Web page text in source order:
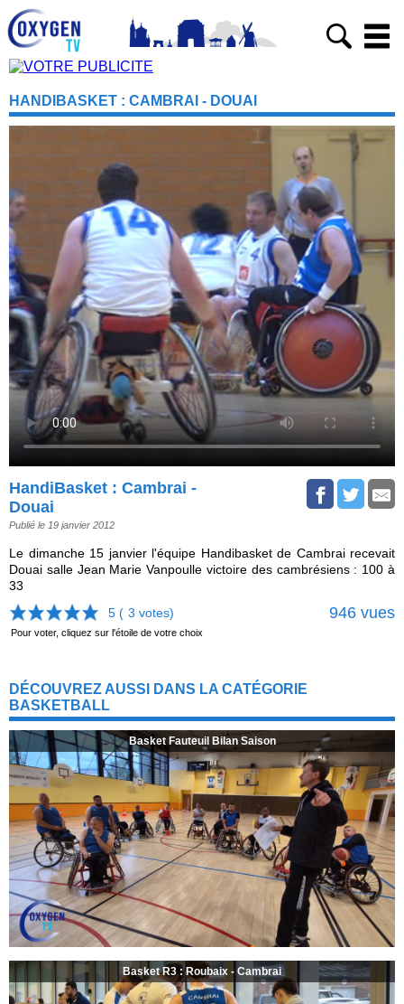
HANDIBASKET : CAMBRAI - DOUAI
HandiBasket : Cambrai -
Douai
Publié le 19 janvier 2012
Le dimanche 15 janvier l'équipe Handibasket de Cambrai recevait
Douai salle Jean Marie Vanpoulle victoire des cambrésiens : 100 à
33
5 ( 3 votes) 946 vues
Pour voter, cliquez sur l'étoile de votre choix
DÉCOUVREZ AUSSI DANS LA CATÉGORIE
BASKETBALL
Basket Fauteuil Bilan Saison
Basket R3 : Roubaix - Cambrai